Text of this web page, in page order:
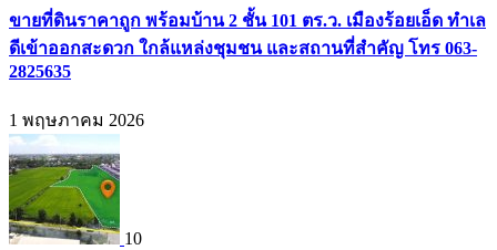
ขายที่ดินราคาถูก พร้อมบ้าน 2 ชั้น 101 ตร.ว. เมืองร้อยเอ็ด ทำเล
ดีเข้าออกสะดวก ใกล้แหล่งชุมชน และสถานที่สำคัญ โทร 063-
2825635
1 พฤษภาคม 2026
10